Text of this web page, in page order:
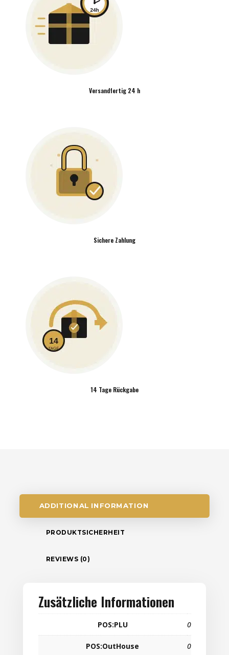
Versandfertig 24 h
Sichere Zahlung
14 Tage Rückgabe
ADDITIONAL INFORMATION
PRODUKTSICHERHEIT
REVIEWS (0)
Zusätzliche Informationen
POS:PLU 0
POS:OutHouse 0